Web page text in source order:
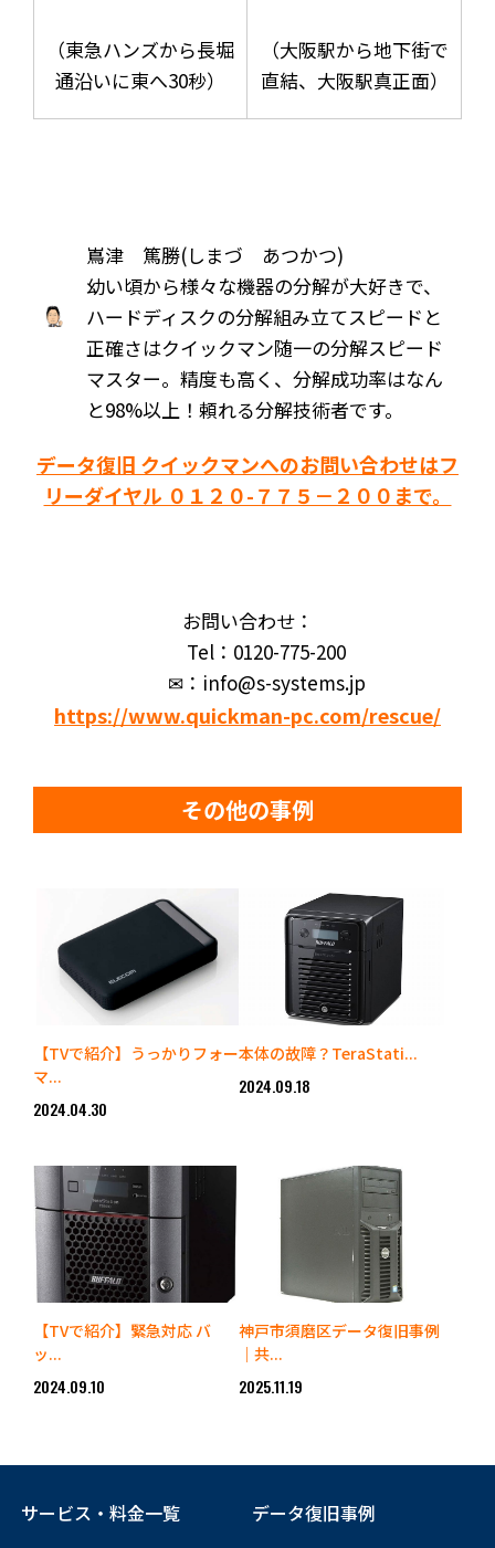
（東急ハンズから長堀
通沿いに東へ30秒）
（大阪駅から地下街で
直結、大阪駅真正面）
嶌津 篤勝(しまづ あつかつ)
幼い頃から様々な機器の分解が大好きで、
ハードディスクの分解組み立てスピードと
正確さはクイックマン随一の分解スピード
マスター。精度も高く、分解成功率はなん
と98%以上！頼れる分解技術者です。
データ復旧 クイックマンへのお問い合わせはフ
リーダイヤル ０１２０-７７５－２００まで。
お問い合わせ：
Tel：0120-775-200
✉：info@s-systems.jp
https://www.quickman-pc.com/rescue/
その他の事例
【TVで紹介】うっかりフォー
マ...
2024.04.30
本体の故障？TeraStati...
2024.09.18
【TVで紹介】緊急対応 バ
ッ...
2024.09.10
神戸市須磨区データ復旧事例
｜共...
2025.11.19
サービス・料金一覧
データ復旧事例